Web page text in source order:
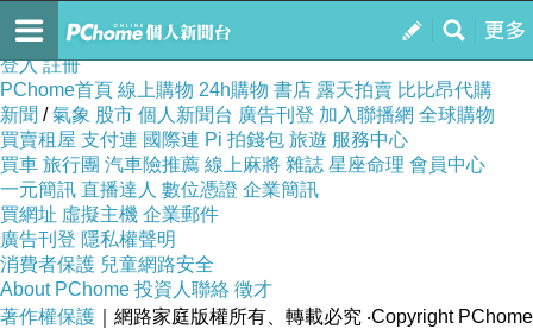
我的
訂閱
登入 註冊
PChome首頁 線上購物 24h購物 書店 露天拍賣 比比昂代購
新聞 /氣象 股市 個人新聞台 廣告刊登 加入聯播網 全球購物
買賣租屋 支付連 國際連 Pi 拍錢包 旅遊 服務中心
買車 旅行團 汽車險推薦 線上麻將 雜誌 星座命理 會員中心
一元簡訊 直播達人 數位憑證 企業簡訊
買網址 虛擬主機 企業郵件
廣告刊登 隱私權聲明
消費者保護 兒童網路安全
About PChome 投資人聯絡 徵才
著作權保護 ｜網路家庭版權所有、轉載必究 ‧Copyright PChome